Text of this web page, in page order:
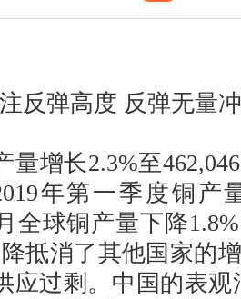
弹高度 反弹无量冲
增长2.3%至
年第一季度铜产
全球铜产量下降
抵消了其他国家的
应过剩。中国的表观